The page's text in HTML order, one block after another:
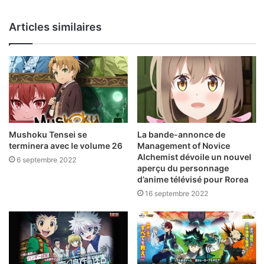
Articles similaires
Mushoku Tensei se
terminera avec le volume 26
6 septembre 2022
La bande-annonce de
Management of Novice
Alchemist dévoile un nouvel
aperçu du personnage
d’anime télévisé pour Rorea
16 septembre 2022